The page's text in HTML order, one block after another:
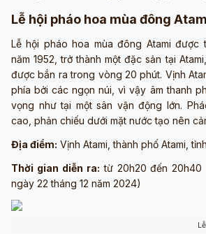
Lễ hội pháo hoa mùa đông
Lễ hội pháo hoa mùa đông Atami được
năm 1952, trở thành một đặc sản tại
được bắn ra trong vòng 20 phút. Vịnh
phía bởi các ngọn núi, vì vậy âm thanh
vọng như tại một sân vận động lớn.
cao, phản chiếu dưới mặt nước tạo nên
Địa điểm: Vịnh Atami, thành phố Atami,
Thời gian diễn ra: từ 20h20 đến 20h40
ngày 22 tháng 12 năm 2024)